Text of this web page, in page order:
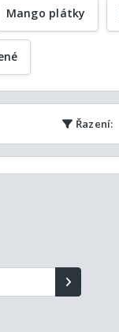
Mango plátky
Řazení: